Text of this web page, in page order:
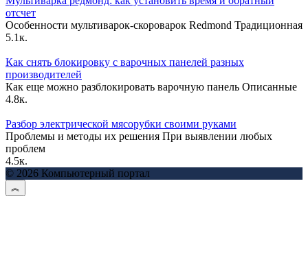
отсчет
Особенности мультиварок-скороварок Redmond Традиционная
5.1к.
Как снять блокировку с варочных панелей разных
производителей
Как еще можно разблокировать варочную панель Описанные
4.8к.
Разбор электрической мясорубки своими руками
Проблемы и методы их решения При выявлении любых
проблем
4.5к.
© 2026 Компьютерный портал